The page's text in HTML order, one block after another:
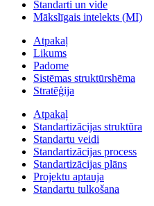
Standarti un vide
Mākslīgais intelekts (MI)
Atpakaļ
Likums
Padome
Sistēmas struktūrshēma
Stratēģija
Atpakaļ
Standartizācijas struktūra
Standartu veidi
Standartizācijas process
Standartizācijas plāns
Projektu aptauja
Standartu tulkošana